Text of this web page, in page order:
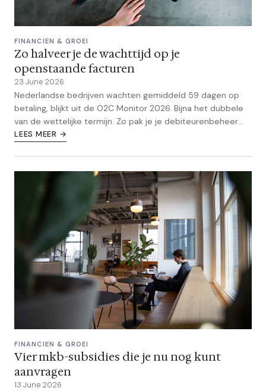
FINANCIEN & GROEI
Zo halveer je de wachttijd op je
openstaande facturen
23 June 2026
Nederlandse bedrijven wachten gemiddeld 59 dagen op
betaling, blijkt uit de O2C Monitor 2026. Bijna het dubbele
van de wettelijke termijn. Zo pak je je debiteurenbeheer
aan en houd je je cashflow gezond.
LEES MEER →
FINANCIEN & GROEI
Vier mkb-subsidies die je nu nog kunt
aanvragen
13 June 2026